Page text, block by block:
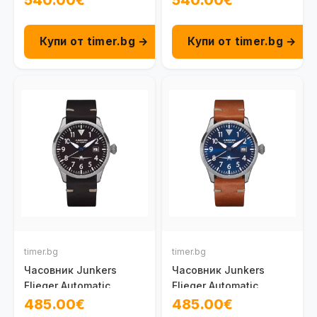
Купи от timer.bg → Купи от timer.bg →
timer.bg
Часовник Junkers
Flieger Automatic
100095801020
485.00€
timer.bg
Часовник Junkers
Flieger Automatic
100095801010
485.00€